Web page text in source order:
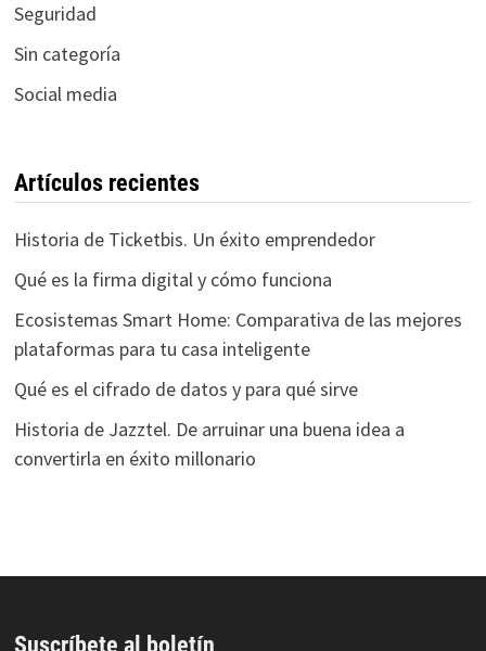
Seguridad
Sin categoría
Social media
Artículos recientes
Historia de Ticketbis. Un éxito emprendedor
Qué es la firma digital y cómo funciona
Ecosistemas Smart Home: Comparativa de las mejores
plataformas para tu casa inteligente
Qué es el cifrado de datos y para qué sirve
Historia de Jazztel. De arruinar una buena idea a
convertirla en éxito millonario
Suscríbete al boletín